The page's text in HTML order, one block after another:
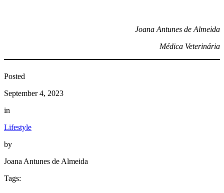
Joana Antunes de Almeida
Médica Veterinária
Posted
September 4, 2023
in
Lifestyle
by
Joana Antunes de Almeida
Tags: